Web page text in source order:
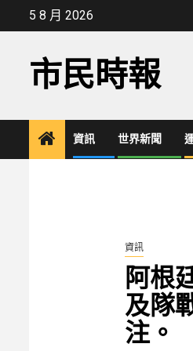
5 8 月 2026
市民時報
資訊 世界新聞
資訊
阿根
及隊
注。